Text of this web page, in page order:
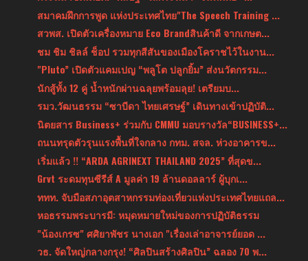
สมาคมฝึกการพูด แห่งประเทศไทย"The Speech Training ...
สวพส. เปิดตัวเครื่องหมาย Eco Brandสินค้าดี จากเกษต...
ชม ชิม ชิลล์ ช็อป รวมทุกสีสันของเมืองโคราชไว้ในงาน...
"Pluto” เปิดตัวแคมเปญ “พลูโต ปลูกยิ้ม” ส่งนวัตกรรม...
นักสู้ทั้ง 12 คู่ น้ำหนักผ่านฉลุยพร้อมลุย! เตรียมบ...
รมว.วัฒนธรรม “ซาบีดา ไทยเศรษฐ์” เดินทางเข้าปฏิบัติ...
นิตยสาร Business+ ร่วมกับ CMMU มอบรางวัล“BUSINESS+...
ถนนทรุดตัวรุนแรงพื้นที่ใจกลาง กทม. สจล. ห่วงอาคารข...
เริ่มแล้ว !! “ARDA AGRINEXT THAILAND 2025” ที่สุดข...
Grvt ระดมทุนซีรีส์ A มูลค่า 19 ล้านดอลลาร์ ผู้บุกเ...
ททท. จับมือสภาอุตสาหกรรมท่องเที่ยวแห่งประเทศไทยแถล...
หอธรรมพระบารมี: หมุดหมายใหม่ของการปฏิบัติธรรม
"น้องเกรซ" ศศิยาพัชร นางเอก "เรื่องเล่าอาจารย์ยอด ...
วธ. จัดใหญ่กลางกรุง! “ศิลปินสร้างศิลปิน” ฉลอง 70 พ...